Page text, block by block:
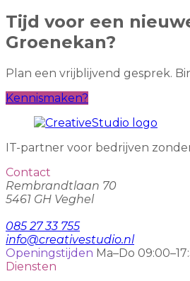
Tijd voor een
Groenekan?
Plan een vrijblijvend gesprek.
Kennismaken?
IT-partner voor bedrijven
Contact
Rembrandtlaan 70
5461 GH Veghel
085 27 33 755
info@creativestudio.nl
Openingstijden Ma–Do
Diensten